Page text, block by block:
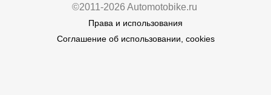
©2011-2026 Automotobike.ru
Права и использования
Соглашение об использовании, cookies